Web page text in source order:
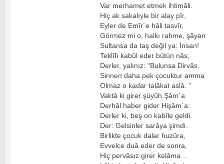
Var merhamet etmek ihtimâli.
Hiç ak sakalıyle bir alay pîr,
Eyler de Emîr´e hâli tasvîr,
Görmez mi o, halkı rahme, şâyan
Sultansa da taş değil ya: İnsan!
Teklîfı kabûl eder bütün nâs;
Derler, yalınız: “Bulunsa Dirvâs.
Sinnen daha pek çocuktur amma
Olmaz o kadar talâkat aslâ. ”
Vaktâ ki girer şüyûh Şâm´a
Derhâl haber gider Hişâm´a:
Derler ki, beş on kabîle geldi.
Der: Gelsinler sarâya şimdi.
Birlikte çocuk dalar huzûra,
Evvelce duâ eder de sonra,
Hiç pervâsız girer kelâma…